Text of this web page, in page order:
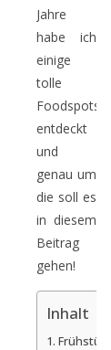
Jahre
habe ich
einige
tolle
Foodspots
entdeckt
und
genau um
die soll es
in diesem
Beitrag
gehen!
Inhalt
Frühstück